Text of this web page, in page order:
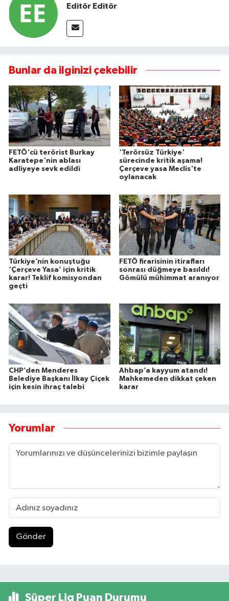
Editör Editör
Bunlar da ilginizi çekebilir
FETÖ'cü terörist Burkay
Karatepe'nin ablası
adliyeye sevk edildi
'Terörsüz Türkiye'
sürecinde kritik aşama!
Çerçeve yasa Meclis'te
oylanacak
Türkiye’nin konuştuğu
‘Çerçeve Yasa’ için kritik
karar! Teklif komisyondan
geçti
FETÖ firarisinin itirafları
sonrası düğmeye basıldı!
Gömülü mühimmat aranıyor
CHP’den Menderes
Belediye Başkanı İlkay Çiçek
için kesin ihraç talebi
Ahbap’a kayyum atandı!
Mahkemeden dikkat çeken
karar
Yorumlar
Gönder
Süper Lig Puan Durumu